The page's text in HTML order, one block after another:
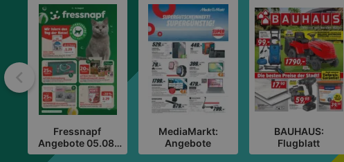
Zurück
Fressnapf
Angebote 05.08.
bis 08.08.
MediaMarkt:
Angebote
BAUHAUS:
Flugblatt